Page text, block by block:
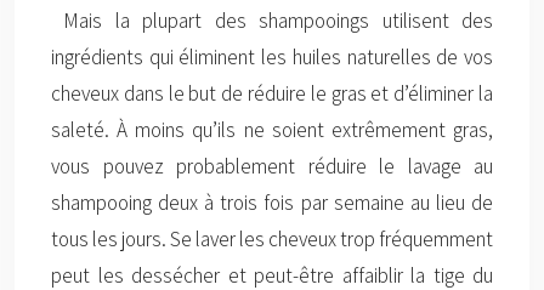
Mais la plupart des shampooings utilisent des
ingrédients qui éliminent les huiles naturelles de vos
cheveux dans le but de réduire le gras et d’éliminer la
saleté. À moins qu’ils ne soient extrêmement gras,
vous pouvez probablement réduire le lavage au
shampooing deux à trois fois par semaine au lieu de
tous les jours. Se laver les cheveux trop fréquemment
peut les dessécher et peut-être affaiblir la tige du